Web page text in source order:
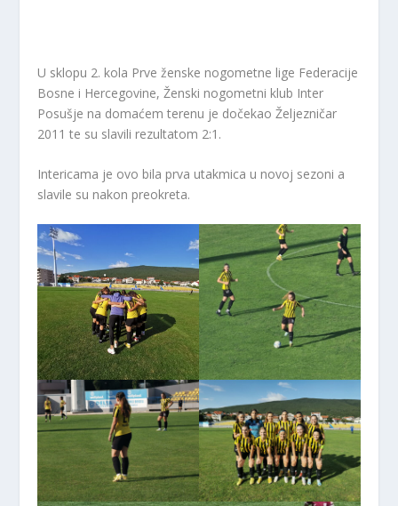
U sklopu 2. kola Prve ženske nogometne lige Federacije
Bosne i Hercegovine, Ženski nogometni klub Inter
Posušje na domaćem terenu je dočekao Željezničar
2011 te su slavili rezultatom 2:1.
Intericama je ovo bila prva utakmica u novoj sezoni a
slavile su nakon preokreta.